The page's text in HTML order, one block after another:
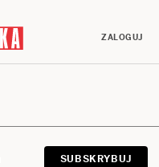
ZALOGUJ
SUBSKRYBUJ